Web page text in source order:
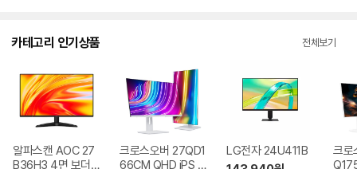
카테고리 인기상품 전체보기
알파스캔 AOC 27
B36H3 4면 보더리
크로스오버 27QD1
66CM QHD iPS U
LG전자 24U411B
크로